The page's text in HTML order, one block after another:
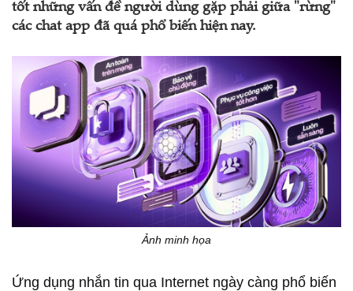
tốt những vấn đề người dùng gặp phải giữa "rừng"
các chat app đã quá phổ biến hiện nay.
Ảnh minh họa
Ứng dụng nhắn tin qua Internet ngày càng phổ biến